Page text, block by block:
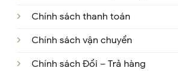
Chính sách thanh toán
Chính sách vận chuyển
Chính sách Đổi – Trả hàng